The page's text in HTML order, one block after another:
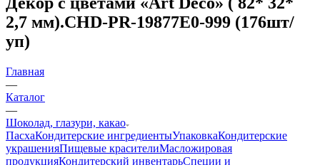
2,7 мм).CHD-PR-19877E0-999 (176шт/
уп)
Главная
—
Каталог
—
Шоколад, глазури, какао
ПасхаКондитерские ингредиентыУпаковкаКондитерские
украшенияПищевые красителиМасложировая
продукцияКондитерский инвентарьСпеции и